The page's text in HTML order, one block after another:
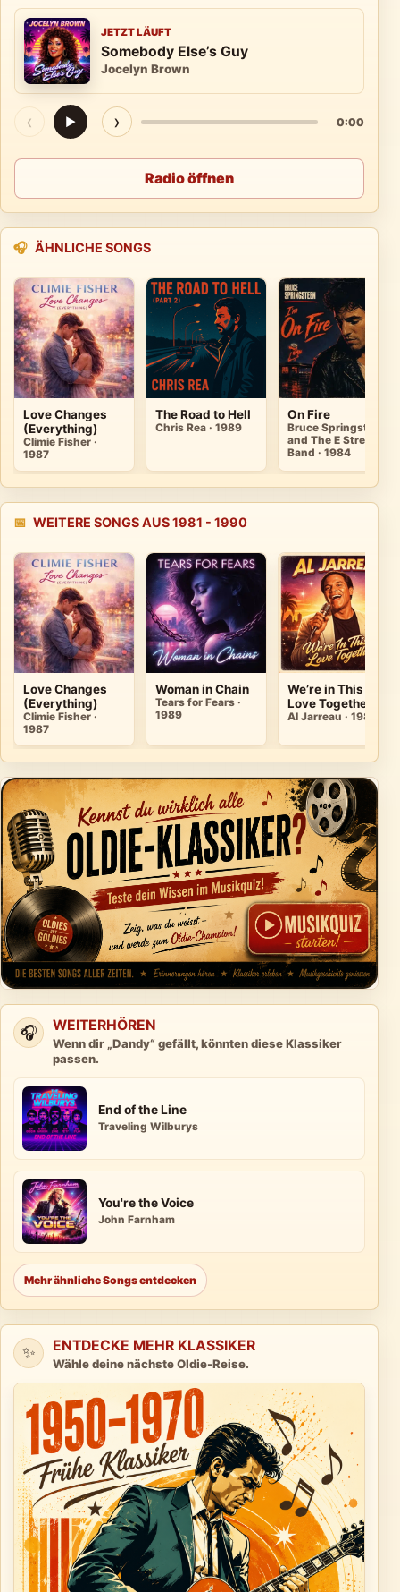
JETZT LÄUFT
Somebody Else’s Guy
Jocelyn Brown
‹ ▶ › 0:00
Radio öffnen
🎧 ÄHNLICHE SONGS
Love Changes
(Everything)
Climie Fisher ·
1987
The Road to Hell
Chris Rea · 1989
On Fire
Bruce Springsteen
and The E Street
Band · 1984
📅 WEITERE SONGS AUS 1981 - 1990
Love Changes
(Everything)
Climie Fisher ·
1987
Woman in Chain
Tears for Fears ·
1989
We’re in This
Love Together
Al Jarreau · 1981
🎧 WEITERHÖREN
Wenn dir „Dandy“ gefällt, könnten diese Klassiker
passen.
End of the Line
Traveling Wilburys
You're the Voice
John Farnham
Mehr ähnliche Songs entdecken
✨ ENTDECKE MEHR KLASSIKER
Wähle deine nächste Oldie-Reise.